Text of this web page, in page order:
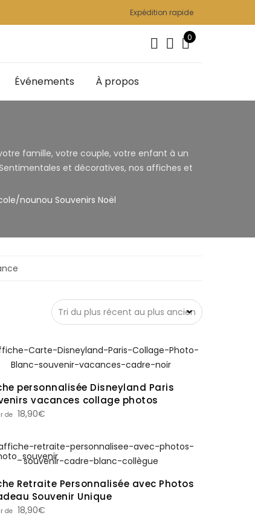
Expédition rapide
0
Événements À propos
famille, votre couple, votre enfant à un
et décoratives, nos affiches et
nounou Souvenirs Noël
personnalisée Disneyland Paris
vacances collage photos
18,90€
Retraite Personnalisée avec Photos
Souvenir Unique
18,90€